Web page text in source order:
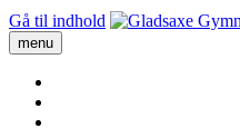
Gå til indhold
menu